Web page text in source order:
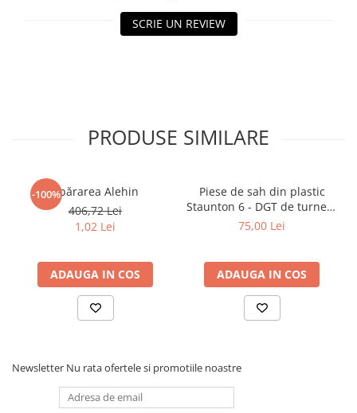
Set Sah + Table/backgammon
Step 3
Tabla De Demonstratie
SCRIE UN REVIEW
PRODUSE SIMILARE
-100%Apărarea Alehin
406,72 Lei
1,02 Lei
ADAUGA IN COS
Piese de sah din plastic
Staunton 6 - DGT de turneu,
in punga
75,00 Lei
ADAUGA IN COS
Newsletter Nu rata ofertele si promotiile noastre